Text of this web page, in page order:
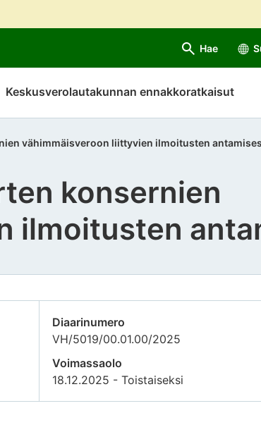
sisältöön
sivuston
hakuun
Hae
Keskusverolautakunnan ennakkoratkaisut
vähimmäisveroon liittyvien ilmoitusten
konsernien
ilmoitusten
Diaarinumero
VH/5019/00.01.00/2025
Voimassaolo
18.12.2025 - Toistaiseksi